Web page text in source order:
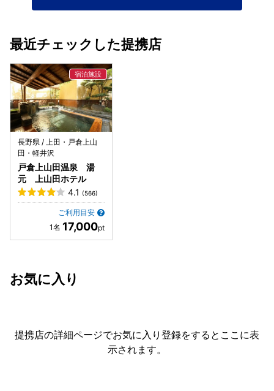
最近チェックした提携店
長野県 / 上田・戸倉上山
田・軽井沢
戸倉上山田温泉 湯
元 上山田ホテル
4.1 (566)
ご利用目安
17,000
お気に入り
提携店の詳細ページでお気に入り登録をすると ここに表
示されます。